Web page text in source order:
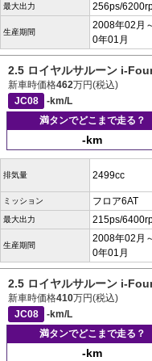
最大出力 256ps/
生産期間
2008年02月
0年01月
2.5 ロイヤルサルーン i-
新車時価格462万円(税込)
JC08
-km/L
満タンでどこまで走る？
-km
排気量 2499cc
ミッション フロア6AT
最大出力 215ps/
生産期間
2008年02月
0年01月
2.5 ロイヤルサルーン i-
新車時価格410万円(税込)
JC08
-km/L
満タンでどこまで走る？
-km